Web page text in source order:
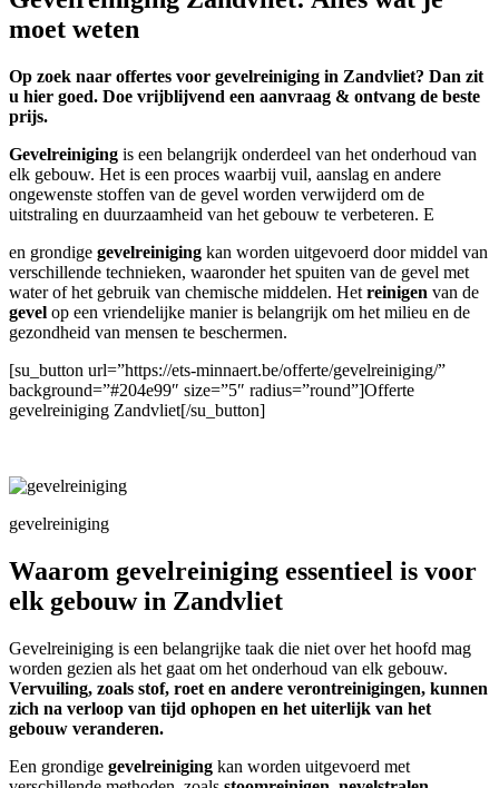
moet weten
Op zoek naar offertes voor gevelreiniging in Zandvliet? Dan zit
u hier goed. Doe vrijblijvend een aanvraag & ontvang de beste
prijs.
Gevelreiniging is een belangrijk onderdeel van het onderhoud van
elk gebouw. Het is een proces waarbij vuil, aanslag en andere
ongewenste stoffen van de gevel worden verwijderd om de
uitstraling en duurzaamheid van het gebouw te verbeteren. E
en grondige gevelreiniging kan worden uitgevoerd door middel van
verschillende technieken, waaronder het spuiten van de gevel met
water of het gebruik van chemische middelen. Het reinigen van de
gevel op een vriendelijke manier is belangrijk om het milieu en de
gezondheid van mensen te beschermen.
[su_button url=”https://ets-minnaert.be/offerte/gevelreiniging/”
background=”#204e99″ size=”5″ radius=”round”]Offerte
gevelreiniging Zandvliet[/su_button]
gevelreiniging
Waarom gevelreiniging essentieel is voor
elk gebouw in Zandvliet
Gevelreiniging is een belangrijke taak die niet over het hoofd mag
worden gezien als het gaat om het onderhoud van elk gebouw.
Vervuiling, zoals stof, roet en andere verontreinigingen, kunnen
zich na verloop van tijd ophopen en het uiterlijk van het
gebouw veranderen.
Een grondige gevelreiniging kan worden uitgevoerd met